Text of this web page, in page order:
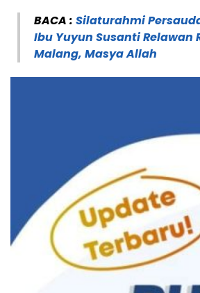
BACA : Silaturahmi
Ibu Yuyun Susanti Relawan
Malang, Masya Allah